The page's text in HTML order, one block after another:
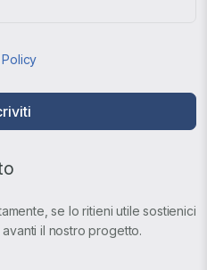
se lo ritieni utile sostienici
il nostro progetto.